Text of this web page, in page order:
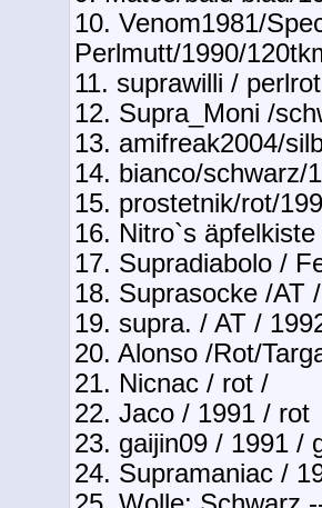
10. Venom1981/
Perlmutt/1990/
11. suprawilli /
12. Supra_Moni /
13. amifreak2004/
14. bianco/schwarz/
15. prostetnik/rot/
16. Nitro`s
17. Supradiabolo /
18. Suprasocke /AT
19. supra. / AT /
20. Alonso /Rot/
21. Nicnac / rot /
22. Jaco / 1991 / rot
23. gaijin09 / 1991 /
24. Supramaniac /